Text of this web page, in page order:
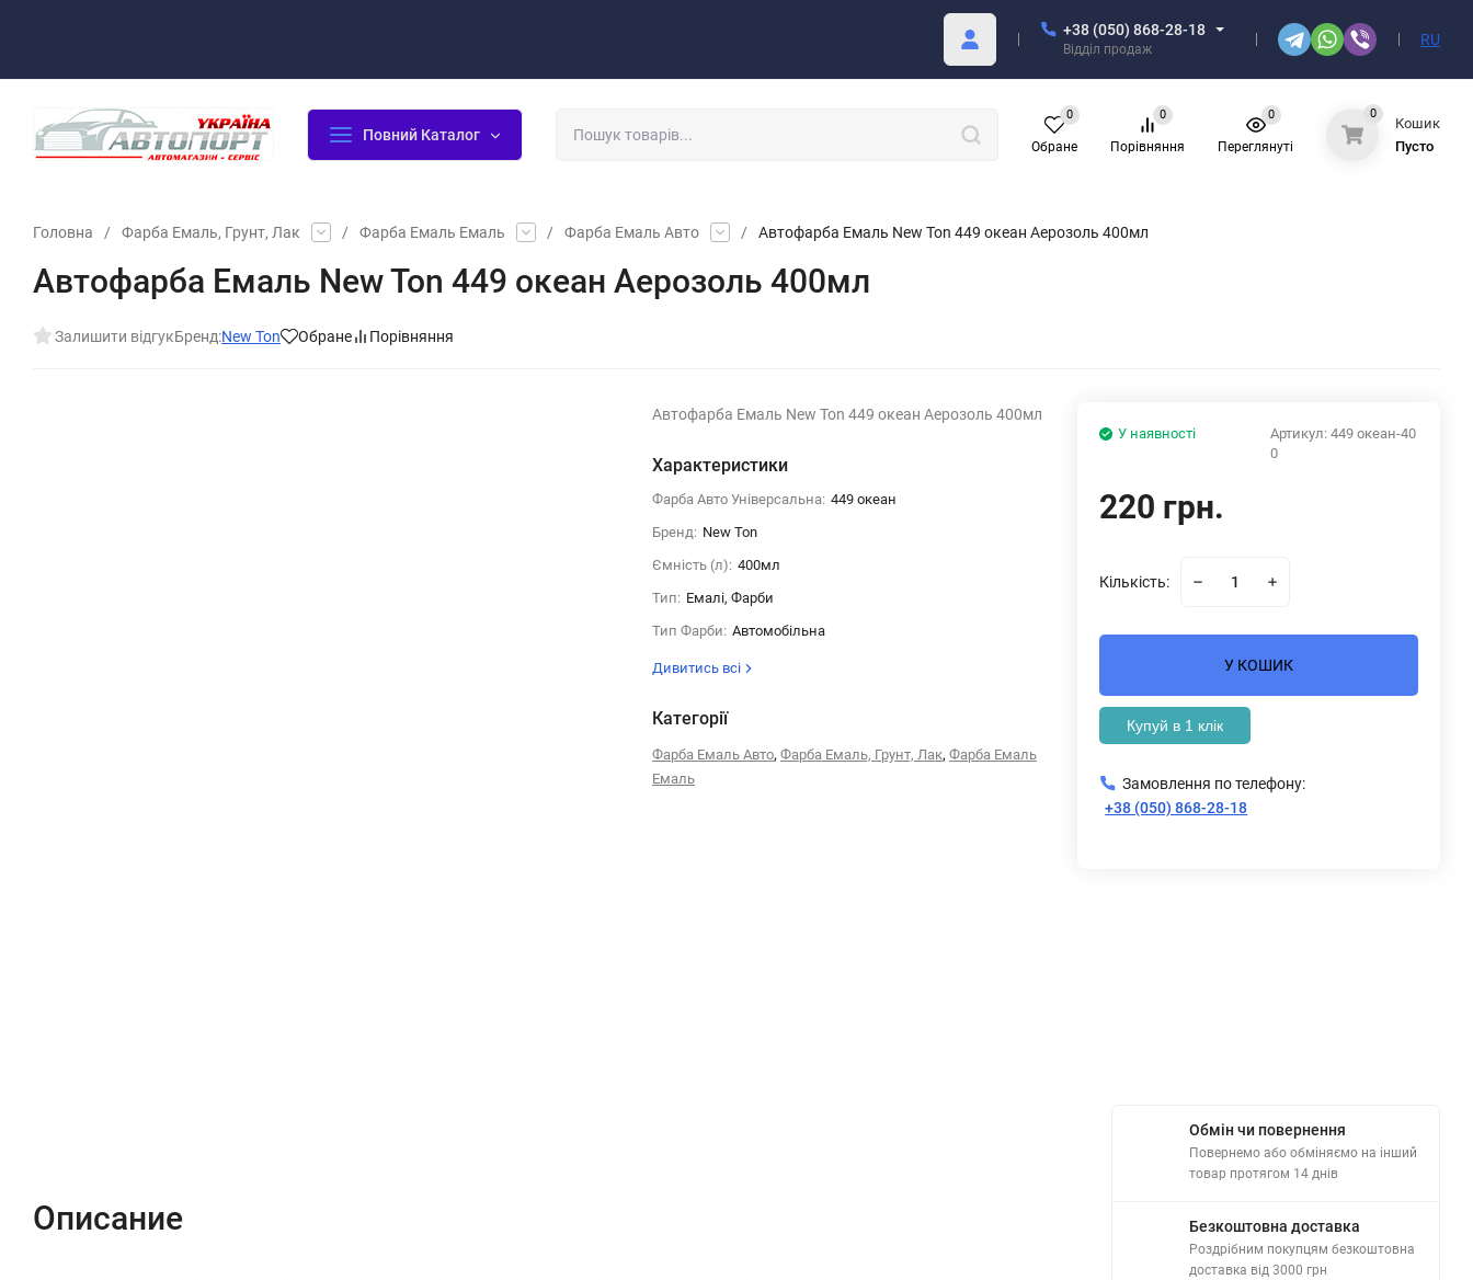
+38 (050) 868-28-18
Відділ продаж
RU
Повний Каталог
Обране
0
Порівняння
0
Переглянуті
0 0
Кошик
Пусто
Головна / Фарба Емаль, Грунт, Лак / Фарба Емаль Емаль / Фарба Емаль Авто / Автофарба Емаль New Ton 449 океан Аерозоль 400мл
Автофарба Емаль New Ton 449 океан Аерозоль 400мл
Залишити відгукБренд:New Ton Обране Порівняння
Автофарба Емаль New Ton 449 океан Аерозоль 400мл
Характеристики
Фарба Авто Універсальна: 449 океан
Бренд: New Ton
Ємність (л): 400мл
Тип: Емалі, Фарби
Тип Фарби: Автомобільна
Дивитись всі
Категорії
Фарба Емаль Авто, Фарба Емаль, Грунт, Лак, Фарба Емаль
Емаль
Артикул: 449 океан-40
0
У наявності
220 грн.
Кількість:
У КОШИК
Купуй в 1 клік
Замовлення по телефону:
+38 (050) 868-28-18
Описание
Обмін чи повернення
Повернемо або обміняємо на інший
товар протягом 14 днів
Безкоштовна доставка
Роздрібним покупцям безкоштовна
доставка від 3000 грн